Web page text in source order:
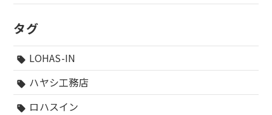
タグ
sell LOHAS-IN
sell ハヤシ工務店
sell ロハスイン